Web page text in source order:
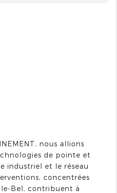
nous allions
de pointe et
industriel et le réseau
concentrées
Bel, contribuent à